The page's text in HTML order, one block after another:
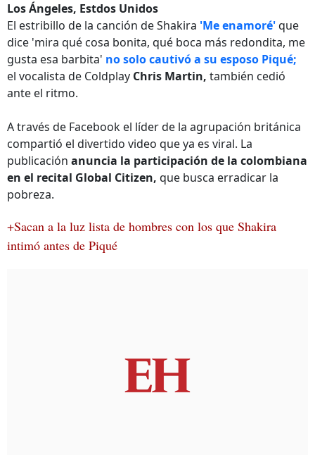
Los Ángeles, Estdos Unidos
El estribillo de la canción de Shakira 'Me enamoré'que
dice 'mira qué cosa bonita, qué boca más redondita, me
gusta esa barbita' no solo cautivó a su esposo Piqué;
el vocalista de Coldplay Chris Martin, también cedió
ante el ritmo.
A través de Facebook el líder de la agrupación británica
compartió el divertido video que ya es viral. La
publicación anuncia la participación de la colombiana
en el recital Global Citizen, que busca erradicar la
pobreza.
+Sacan a la luz lista de hombres con los que Shakira
intimó antes de Piqué